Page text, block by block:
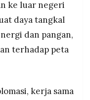
ke luar negeri
daya tangkal
dan pangan,
terhadap peta
kerja sama